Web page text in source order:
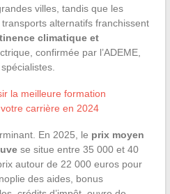
villes, tandis que les
alternatifs franchissent
climatique et
confirmée par l’ADEME,
la meilleure formation
carrière en 2024
En 2025, le prix moyen
se situe entre 35 000 et 40
autour de 22 000 euros pour
des aides, bonus